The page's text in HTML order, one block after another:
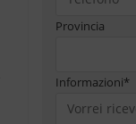
Provincia
Informazioni*